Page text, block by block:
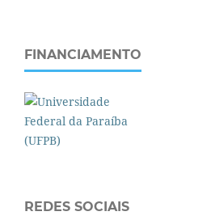
FINANCIAMENTO
REDES SOCIAIS